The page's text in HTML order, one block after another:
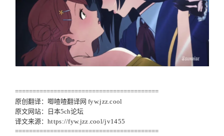
=========================================
原创翻译：唧喳喳翻译网 fyw.jzz.cool
原文网站：日本5ch论坛
译文来源： https://fyw.jzz.cool/jv1455
=========================================